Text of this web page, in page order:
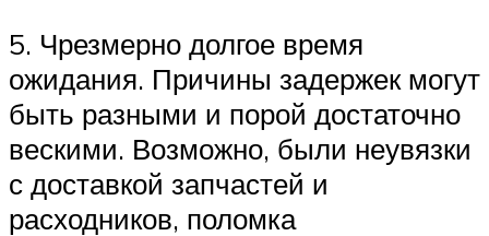
5. Чрезмерно долгое время
ожидания. Причины задержек могут
быть разными и порой достаточно
вескими. Возможно, были неувязки
с доставкой запчастей и
расходников, поломка